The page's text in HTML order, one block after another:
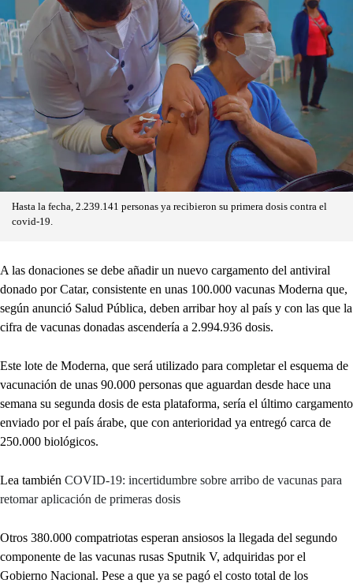
Hasta la fecha, 2.239.141 personas ya recibieron su primera dosis contra el
covid-19.
A las donaciones se debe añadir un nuevo cargamento del antiviral
donado por Catar, consistente en unas 100.000 vacunas Moderna que,
según anunció Salud Pública, deben arribar hoy al país y con las que la
cifra de vacunas donadas ascendería a 2.994.936 dosis.
Este lote de Moderna, que será utilizado para completar el esquema de
vacunación de unas 90.000 personas que aguardan desde hace una
semana su segunda dosis de esta plataforma, sería el último cargamento
enviado por el país árabe, que con anterioridad ya entregó carca de
250.000 biológicos.
Lea también COVID-19: incertidumbre sobre arribo de vacunas para
retomar aplicación de primeras dosis
Otros 380.000 compatriotas esperan ansiosos la llegada del segundo
componente de las vacunas rusas Sputnik V, adquiridas por el
Gobierno Nacional. Pese a que ya se pagó el costo total de los